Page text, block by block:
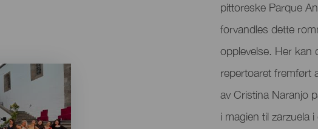
pittoreske Parque
forvandles dette
opplevelse. Her kan
repertoaret fremført
av Cristina Naranjo
i magien til zarzuela